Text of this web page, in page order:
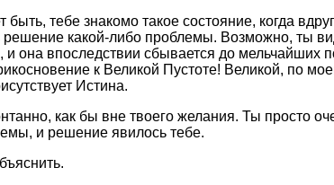
тебе знакомо такое состояние, когда
какой-либо проблемы. Возможно, ты
она впоследствии сбывается до мельчайших
к Великой Пустоте! Великой, по
Истина.
как бы вне твоего желания. Ты просто
и решение явилось тебе.